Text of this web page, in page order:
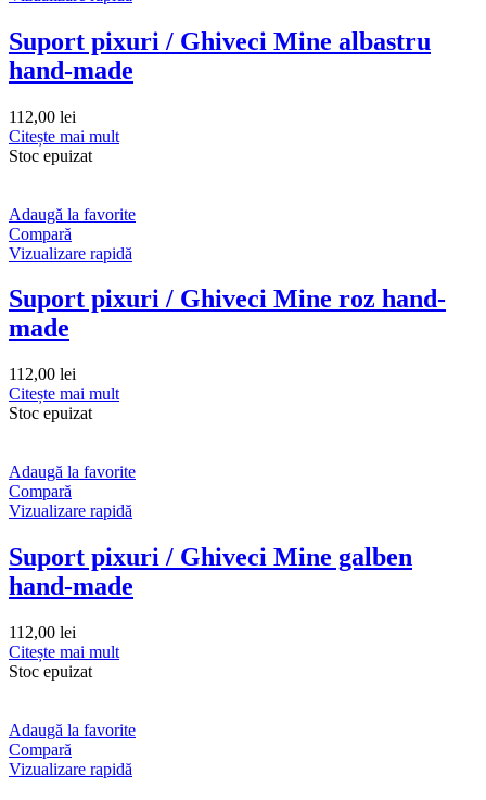
Suport pixuri / Ghiveci Mine albastru
hand-made
112,00 lei
Citește mai mult
Stoc epuizat
Adaugă la favorite
Compară
Vizualizare rapidă
Suport pixuri / Ghiveci Mine roz hand-
made
112,00 lei
Citește mai mult
Stoc epuizat
Adaugă la favorite
Compară
Vizualizare rapidă
Suport pixuri / Ghiveci Mine galben
hand-made
112,00 lei
Citește mai mult
Stoc epuizat
Adaugă la favorite
Compară
Vizualizare rapidă